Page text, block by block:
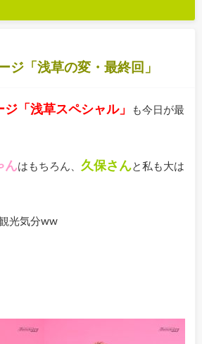
ジ「浅草の変・最終回」
「浅草スペシャル」
も今日が最
んはもちろん、 久保さんと私も大は
光気分ww